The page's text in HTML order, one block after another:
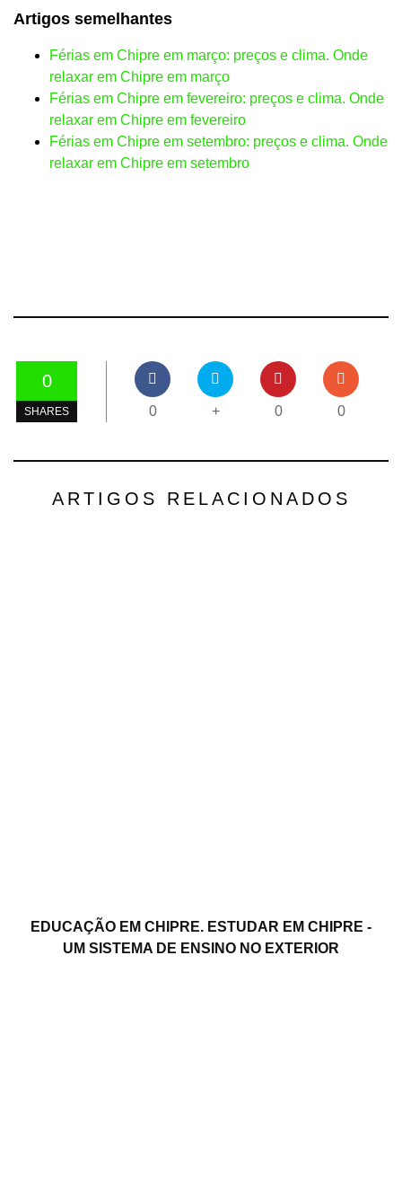
Artigos semelhantes
Férias em Chipre em março: preços e clima. Onde
relaxar em Chipre em março
Férias em Chipre em fevereiro: preços e clima. Onde
relaxar em Chipre em fevereiro
Férias em Chipre em setembro: preços e clima. Onde
relaxar em Chipre em setembro
0
SHARES 0 + 0 0
ARTIGOS RELACIONADOS
EDUCAÇÃO EM CHIPRE. ESTUDAR EM CHIPRE -
UM SISTEMA DE ENSINO NO EXTERIOR